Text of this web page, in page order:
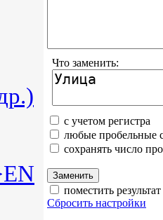
Что заменить:
с учетом регистра
любые пробельные
сохранять число
поместить
Сбросить настройки